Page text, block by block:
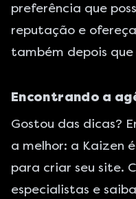
preferência que
reputação e
também depois
Encontrando a
Gostou das dicas?
a melhor: a Kaizen
para criar seu site.
especialistas e